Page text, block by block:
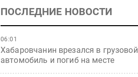
ПОСЛЕДНИЕ НОВОСТИ
Хабаровчанин врезался в грузовой
автомобиль и погиб на месте
06:01